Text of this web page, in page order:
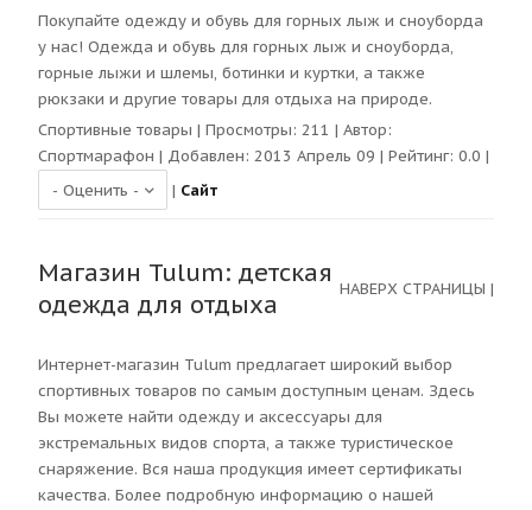
Покупайте одежду и обувь для горных лыж и сноуборда
у нас! Одежда и обувь для горных лыж и сноуборда,
горные лыжи и шлемы, ботинки и куртки, а также
рюкзаки и другие товары для отдыха на природе.
Спортивные товары | Просмотры: 211 | Автор:
Спортмарафон | Добавлен: 2013 Апрель 09 | Рейтинг: 0.0 |
| Сайт
Магазин Tulum: детская
одежда для отдыха
НАВЕРХ СТРАНИЦЫ |
Интернет-магазин Tulum предлагает широкий выбор
спортивных товаров по самым доступным ценам. Здесь
Вы можете найти одежду и аксессуары для
экстремальных видов спорта, а также туристическое
снаряжение. Вся наша продукция имеет сертификаты
качества. Более подробную информацию о нашей